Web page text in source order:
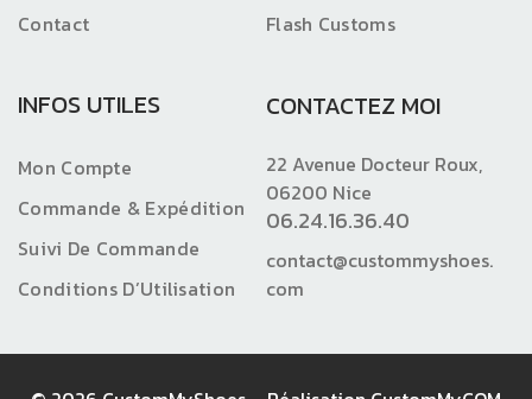
Contact
Flash Customs
INFOS UTILES
Mon Compte
Commande & Expédition
Suivi De Commande
Conditions D’Utilisation
CONTACTEZ MOI
22 Avenue Docteur Roux,
06200 Nice
06.24.16.36.40
contact@custommyshoes.
com